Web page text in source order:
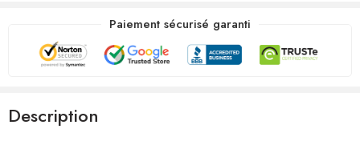
Paiement sécurisé garanti
Description